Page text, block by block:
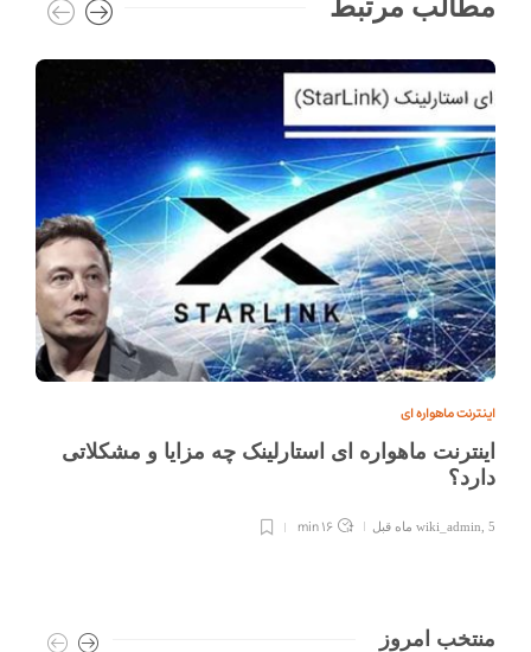
مطالب مرتبط
اینترنت ماهواره ای
اینترنت ماهواره ای استارلینک چه مزایا و مشکلاتی
دارد؟
wiki_admin 5 ماه قبل 16 min
منتخب امروز